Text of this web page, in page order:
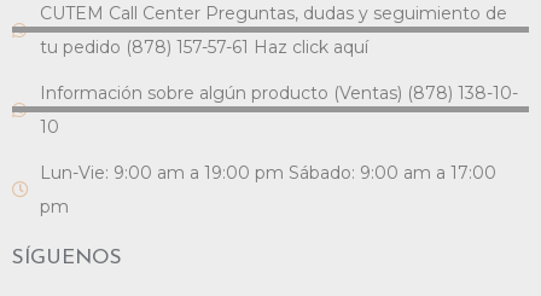
CUTEM Call Center Preguntas, dudas y seguimiento de
tu pedido (878) 157-57-61 Haz click aquí
Información sobre algún producto (Ventas) (878) 138-10-
10
Lun-Vie: 9:00 am a 19:00 pm Sábado: 9:00 am a 17:00
pm
SÍGUENOS